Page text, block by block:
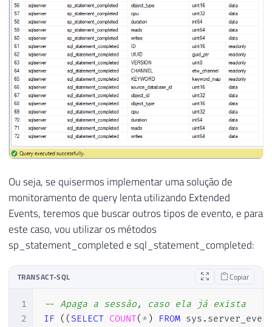
Ou seja, se quisermos implementar uma solução de
monitoramento de query lenta utilizando Extended
Events, teremos que buscar outros tipos de evento, e para
este caso, vou utilizar os métodos
sp_statement_completed e sql_statement_completed:
TRANSACT-SQL Copiar
1
2
-- Apaga a sessão, caso ela já exista
IF
( ( SELECT COUNT( * ) FROM sys .